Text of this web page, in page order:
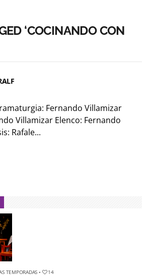
‘COCINANDO CON
Fernando Villamizar
Villamizar Elenco: Fernando
Rafale...
TEMPORADAS • 14